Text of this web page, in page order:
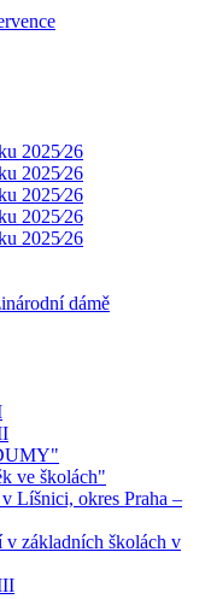
2025⁄26
2025⁄26
2025⁄26
2025⁄26
2025⁄26
dámě
ve školách"
Líšnici, okres Praha –
základních školách v